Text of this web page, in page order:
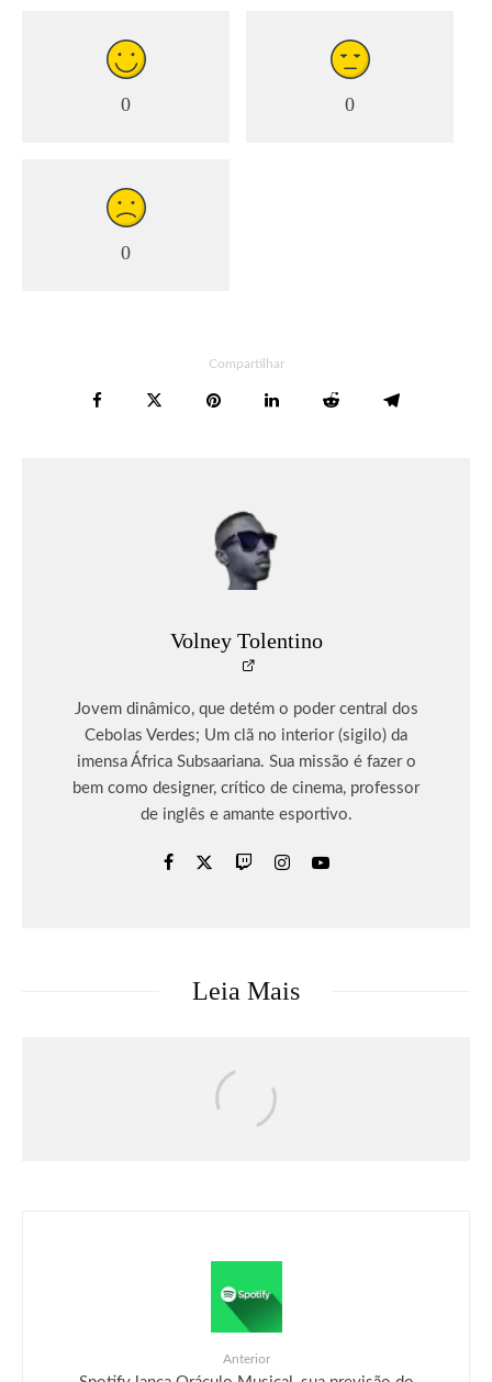
0 0
0
Compartilhar
Volney Tolentino
Jovem dinâmico, que detém o poder central dos
Cebolas Verdes; Um clã no interior (sigilo) da
imensa África Subsaariana. Sua missão é fazer o
bem como designer, crítico de cinema, professor
de inglês e amante esportivo.
Leia Mais
Marvel explica oficialmente o maior
poder do Demolidor (e como ele supera
Anterior